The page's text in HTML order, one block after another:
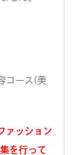
コース(美
ァッション
を行って